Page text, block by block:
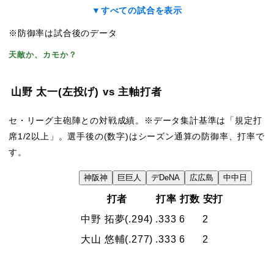
▼すべての試合を表示
※防御率は試合後のデータ
天敵か、カモか？
山野 太一(左投げ) vs 主軸打者
セ・リーグ主砲陣との対戦成績。※データ集計基準は「規定打
席1/2以上」。選手後の(数字)はシーズン通算の防御率、打率で
す。
神阪神 巨巨人 デDeNA 広広島 中中日
打者 打率 打数 安打
中野 拓夢(.294) .333 6
2
大山 悠輔(.277) .333 6
2